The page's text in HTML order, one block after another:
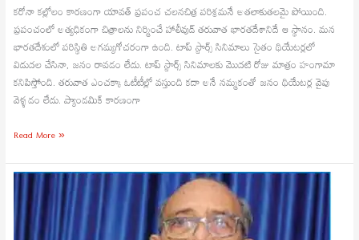
క‌రోనా క‌ల్లోలం కార‌ణంగా యావ‌త్ ప్ర‌పంచ చ‌ల‌న‌చిత్ర ప‌రిశ్ర‌మ‌నే అత‌లాకుత‌ల‌మై పోయింది.
ప్ర‌పంచంలో అత్య‌ధికంగా చిత్రాల‌ను నిర్మించే హాలీవుడ్ త‌రువాత భార‌త‌దేశానిదే ఆ స్థానం. మ‌న
భార‌త‌దేశంలో ప‌రిస్థితి అగ‌మ్య‌గోచ‌రంగా ఉంది. టాప్ స్టార్స్ సినిమాలు సైతం థియేట‌ర్ల‌లో
విడుద‌ల చేసినా, జ‌నం రావ‌డం లేదు. టాప్ స్టార్స్ సినిమాల‌కు మొద‌టి రోజు మాత్రం హంగామా
క‌నిపిస్తోంది. త‌రువాత ఎంచ‌క్కా ఓటీటీల్లో వ‌స్తుంది క‌దా అనే న‌మ్మ‌కంతో జ‌నం థియేట‌ర్ల వైపు
వెళ్ళ‌డం లేదు. ప్యాండ‌మిక్ కార‌ణంగా
Read More »
అల్లూరి
వారసులుగా
గర్జిస్తాం: